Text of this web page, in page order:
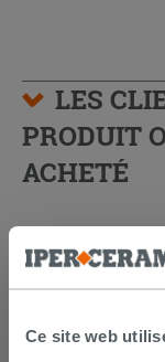
Ce site web
LES
PRODUIT
ACHETÉ